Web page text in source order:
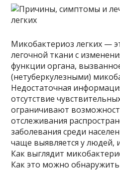
Микобактериоз легких —
легочной ткани с
функции органа,
(нетуберкулезными)
Недостаточная
отсутствие
ограничивают
отслеживания
заболевания среди
чаще выявляется у
Как выглядит
Как это можно обнаружить